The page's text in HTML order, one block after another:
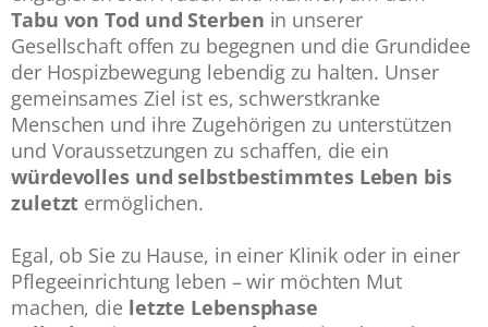
Tabu von Tod und Sterben in unserer
Gesellschaft offen zu begegnen und die Grundidee
der Hospizbewegung lebendig zu halten. Unser
gemeinsames Ziel ist es, schwerstkranke
Menschen und ihre Zugehörigen zu unterstützen
und Voraussetzungen zu schaffen, die ein
würdevolles und selbstbestimmtes Leben bis
zuletzt ermöglichen.
Egal, ob Sie zu Hause, in einer Klinik oder in einer
Pflegeeinrichtung leben – wir möchten Mut
machen, die letzte Lebensphase